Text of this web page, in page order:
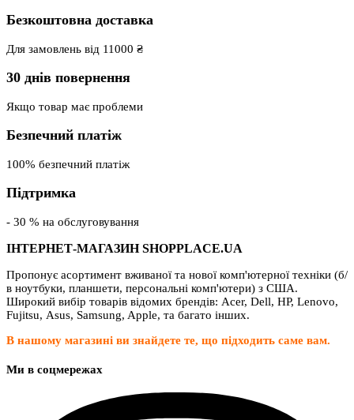
Безкоштовна доставка
Для замовлень від 11000 ₴
30 днів повернення
Якщо товар має проблеми
Безпечний платіж
100% безпечний платіж
Підтримка
- 30 % на обслуговування
ІНТЕРНЕТ-МАГАЗИН SHOPPLACE.UA
Пропонує асортимент вживаної та нової комп'ютерної техніки (б/
в ноутбуки, планшети, персональні комп'ютери) з США.
Широкий вибір товарів відомих брендів: Acer, Dell, HP, Lenovo,
Fujitsu, Asus, Samsung, Apple, та багато інших.
В нашому магазині ви знайдете те, що підходить саме вам.
Ми в соцмережах